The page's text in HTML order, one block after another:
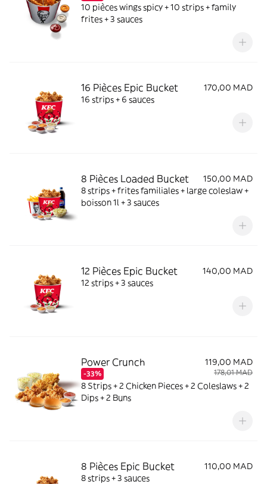
10 pièces wings spicy + 10 strips + family
frites + 3 sauces
16 Pièces Epic Bucket
170,00 MAD
16 strips + 6 sauces
8 Pièces Loaded Bucket
150,00 MAD
8 strips + frites familiales + large coleslaw +
boisson 1l + 3 sauces
12 Pièces Epic Bucket
140,00 MAD
12 strips + 3 sauces
Power Crunch
-33%
119,00 MAD
178,01 MAD
8 Strips + 2 Chicken Pieces + 2 Coleslaws + 2
Dips + 2 Buns
8 Pièces Epic Bucket
110,00 MAD
8 strips + 3 sauces